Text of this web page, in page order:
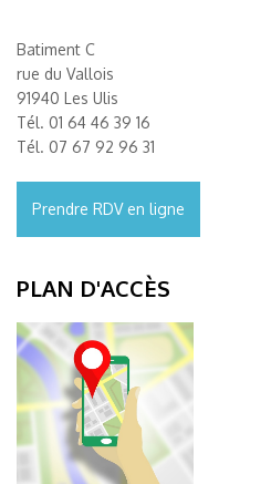
Batiment C
rue du Vallois
91940 Les Ulis
Tél. 01 64 46 39 16
Tél. 07 67 92 96 31
Prendre RDV en ligne
PLAN D'ACCÈS